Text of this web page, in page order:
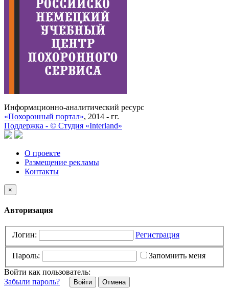
Информационно-аналитический ресурс
«Похоронный портал», 2014 - гг.
Поддержка - © Cтудия «Interland»
О проекте
Размещение рекламы
Контакты
×
Авторизация
Логин: Регистрация
Пароль:
Запомнить меня
Войти как пользователь:
Забыли пароль?
Отмена